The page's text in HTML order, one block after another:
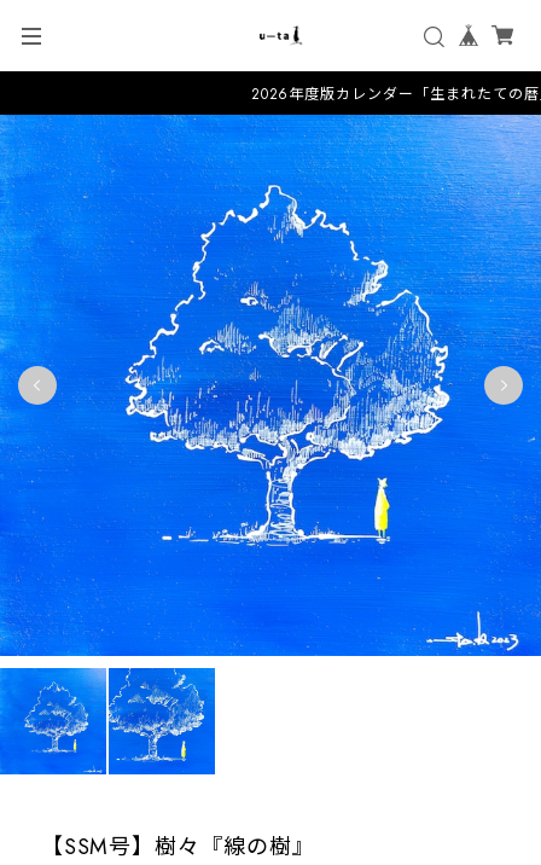
2026年度版カレンダー「生まれたての暦
【SSM号】樹々『線の樹』